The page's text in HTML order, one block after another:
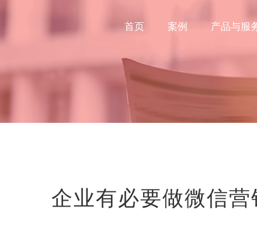
首页 案例 产品与服
企业有必要做微信营